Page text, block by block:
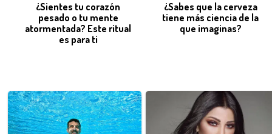
¿Sientes tu corazón
pesado o tu mente
atormentada? Este ritual
es para ti
¿Sabes que la cerveza
tiene más ciencia de la
que imaginas?